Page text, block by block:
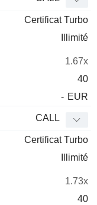
Certificat Turbo
Illimité
1.67x
40
- EUR
CALL
Certificat Turbo
Illimité
1.73x
40